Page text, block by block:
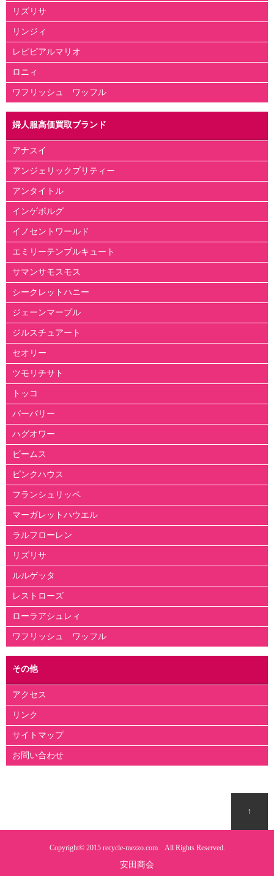
リズリサ
リンジィ
レピピアルマリオ
ロニィ
ワフリッシュ ワッフル
婦人服高価買取ブランド
アナスイ
アンジェリックプリティー
アンタイトル
インゲボルグ
イノセントワールド
エミリーテンプルキュート
サマンサモスモス
シークレットハニー
ジェーンマープル
ジルスチュアート
セオリー
ツモリチサト
トッコ
バーバリー
ハグオワー
ビームス
ピンクハウス
フランシュリッペ
マーガレットハウエル
ラルフローレン
リズリサ
ルルゲッタ
レストローズ
ローラアシュレィ
ワフリッシュ ワッフル
その他
アクセス
リンク
サイトマップ
お問い合わせ
↑
Copyright© 2015 recycle-mezzo.comAll Rights Reserved.
安田商会